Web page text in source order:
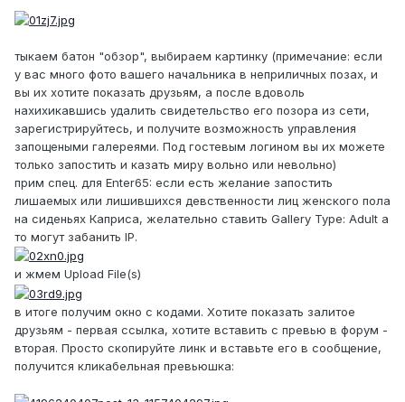
тыкаем батон "обзор", выбираем картинку (примечание: если
у вас много фото вашего начальника в неприличных позах, и
вы их хотите показать друзьям, а после вдоволь
нахихикавшись удалить свидетельство его позора из сети,
зарегистрируйтесь, и получите возможность управления
запощеными галереями. Под гостевым логином вы их можете
только запостить и казать миру вольно или невольно)
прим спец. для Enter65: если есть желание запостить
лишаемых или лишившихся девственности лиц женского пола
на сиденьях Каприса, желательно ставить Gallery Type: Adult а
то могут забанить IP.
и жмем Upload File(s)
в итоге получим окно с кодами. Хотите показать залитое
друзьям - первая ссылка, хотите вставить с превью в форум -
вторая. Просто скопируйте линк и вставьте его в сообщение,
получится кликабельная превьюшка: